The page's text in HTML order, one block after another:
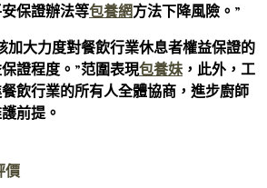
保證辦法等包養網方法下降風險。”
加大力度對餐飲行業休息者權益保證的
證程度。”范圍表現包養妹 ，此外，工
飲行業的所有人全體協商，進步廚師
前提。
價